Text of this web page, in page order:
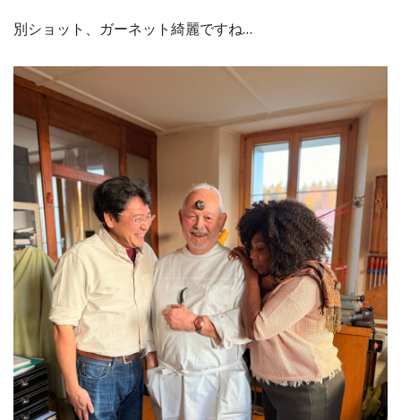
別ショット、ガーネット綺麗ですね…